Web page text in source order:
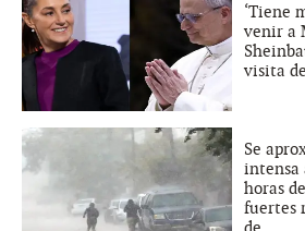
‘Tiene
venir a
visita
Se
intensa
horas
fuertes